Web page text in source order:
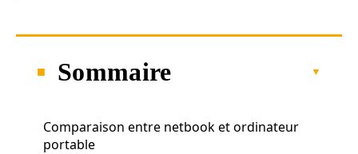
Sommaire
Comparaison entre netbook et ordinateur
portable